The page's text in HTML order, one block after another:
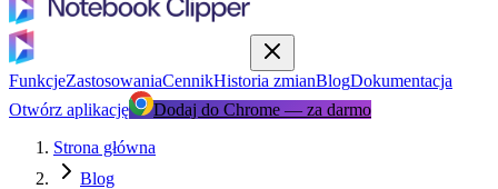
FunkcjeZastosowaniaCennikHistoria zmianBlogDokumentacja
Otwórz aplikację
Dodaj do Chrome — za darmo
Strona główna
Blog